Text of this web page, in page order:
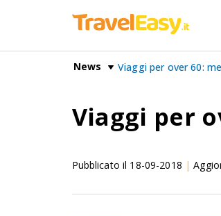
News Viaggi per over 60:
Viaggi per
Pubblicato il 18-09-2018 |